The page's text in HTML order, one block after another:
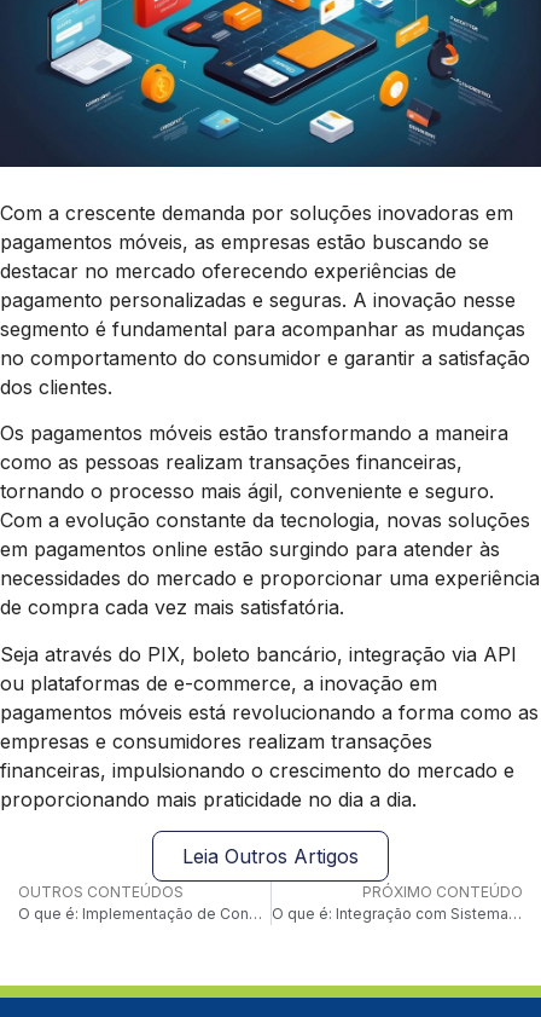
Com a crescente demanda por soluções inovadoras em
pagamentos móveis, as empresas estão buscando se
destacar no mercado oferecendo experiências de
pagamento personalizadas e seguras. A inovação nesse
segmento é fundamental para acompanhar as mudanças
no comportamento do consumidor e garantir a satisfação
dos clientes.
Os pagamentos móveis estão transformando a maneira
como as pessoas realizam transações financeiras,
tornando o processo mais ágil, conveniente e seguro.
Com a evolução constante da tecnologia, novas soluções
em pagamentos online estão surgindo para atender às
necessidades do mercado e proporcionar uma experiência
de compra cada vez mais satisfatória.
Seja através do PIX, boleto bancário, integração via API
ou plataformas de e-commerce, a inovação em
pagamentos móveis está revolucionando a forma como as
empresas e consumidores realizam transações
financeiras, impulsionando o crescimento do mercado e
proporcionando mais praticidade no dia a dia.
Leia Outros Artigos
OUTROS CONTEÚDOS
O que é: Implementação de Conciliação Bancária
PRÓXIMO CONTEÚDO
O que é: Integração com Sistemas ERP